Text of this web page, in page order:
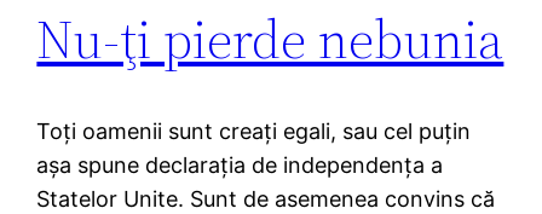
Nu-ţi pierde nebunia
Toți oamenii sunt creați egali, sau cel puțin
așa spune declarația de independența a
Statelor Unite. Sunt de asemenea convins că